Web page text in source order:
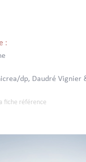
:
dp, Daudré Vignier
fiche référence